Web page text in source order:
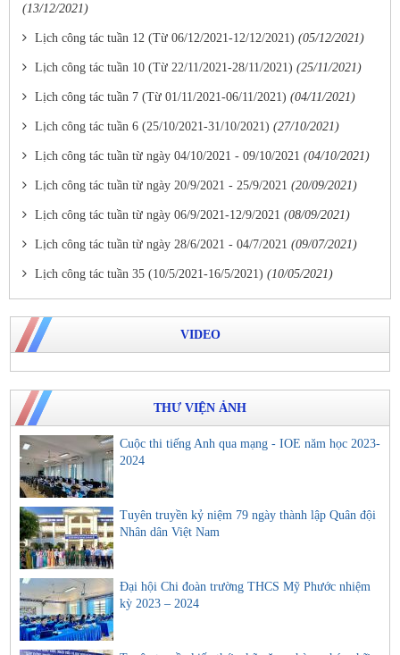
(13/12/2021)
Lịch công tác tuần 12 (Từ 06/12/2021-12/12/2021) (05/12/2021)
Lịch công tác tuần 10 (Từ 22/11/2021-28/11/2021) (25/11/2021)
Lịch công tác tuần 7 (Từ 01/11/2021-06/11/2021) (04/11/2021)
Lịch công tác tuần 6 (25/10/2021-31/10/2021) (27/10/2021)
Lịch công tác tuần từ ngày 04/10/2021 - 09/10/2021 (04/10/2021)
Lịch công tác tuần từ ngày 20/9/2021 - 25/9/2021 (20/09/2021)
Lịch công tác tuần từ ngày 06/9/2021-12/9/2021 (08/09/2021)
Lịch công tác tuần từ ngày 28/6/2021 - 04/7/2021 (09/07/2021)
Lịch công tác tuần 35 (10/5/2021-16/5/2021) (10/05/2021)
VIDEO
THƯ VIỆN ẢNH
Cuộc thi tiếng Anh qua mạng - IOE năm học 2023-
2024
Tuyên truyền kỷ niệm 79 ngày thành lập Quân đội
Nhân dân Việt Nam
Đại hội Chi đoàn trường THCS Mỹ Phước nhiệm
kỳ 2023 – 2024